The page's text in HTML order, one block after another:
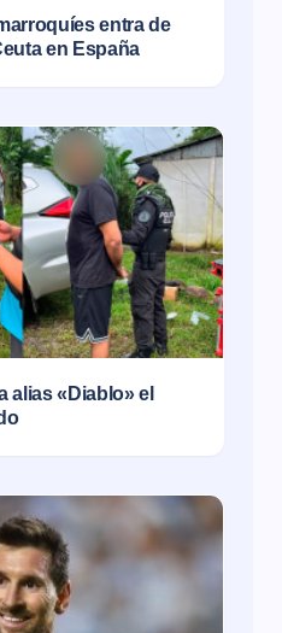
entra de
en España
alias «Diablo» el